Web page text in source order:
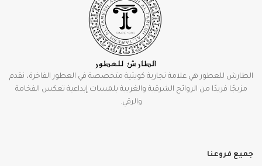
الطارش للعطور هي علامة تجارية كويتية متخصصة في العطور الفاخرة، نقدم
مزيجًا فريدًا من الروائح الشرقية والغربية بلمسات إبداعية تعكس الفخامة
والرقي.
جميع فروعنا